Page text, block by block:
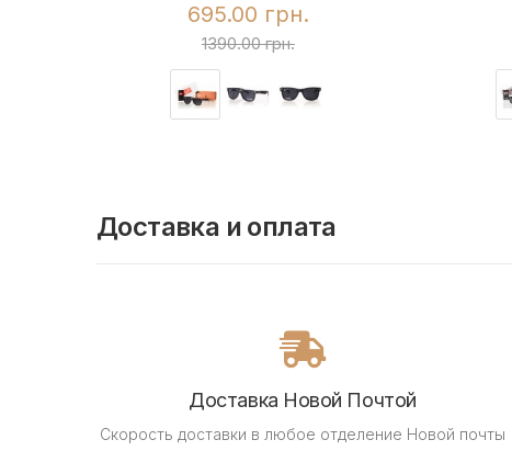
695.00 грн.
1390.00 грн.
Доставка и оплата
Доставка Новой Почтой
Скорость доставки в любое отделение Новой почты